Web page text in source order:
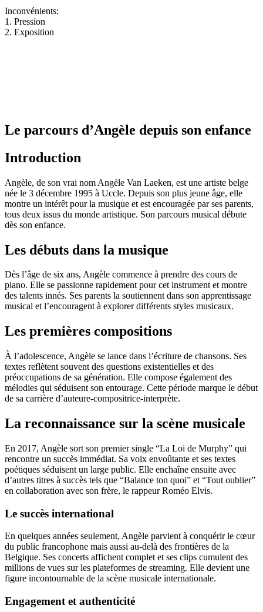
Inconvénients:
1. Pression
2. Exposition
Le parcours d’Angèle depuis son enfance
Introduction
Angèle, de son vrai nom Angèle Van Laeken, est une artiste belge
née le 3 décembre 1995 à Uccle. Depuis son plus jeune âge, elle
montre un intérêt pour la musique et est encouragée par ses parents,
tous deux issus du monde artistique. Son parcours musical débute
dès son enfance.
Les débuts dans la musique
Dès l’âge de six ans, Angèle commence à prendre des cours de
piano. Elle se passionne rapidement pour cet instrument et montre
des talents innés. Ses parents la soutiennent dans son apprentissage
musical et l’encouragent à explorer différents styles musicaux.
Les premières compositions
À l’adolescence, Angèle se lance dans l’écriture de chansons. Ses
textes reflètent souvent des questions existentielles et des
préoccupations de sa génération. Elle compose également des
mélodies qui séduisent son entourage. Cette période marque le début
de sa carrière d’auteure-compositrice-interprète.
La reconnaissance sur la scène musicale
En 2017, Angèle sort son premier single “La Loi de Murphy” qui
rencontre un succès immédiat. Sa voix envoûtante et ses textes
poétiques séduisent un large public. Elle enchaîne ensuite avec
d’autres titres à succès tels que “Balance ton quoi” et “Tout oublier”
en collaboration avec son frère, le rappeur Roméo Elvis.
Le succès international
En quelques années seulement, Angèle parvient à conquérir le cœur
du public francophone mais aussi au-delà des frontières de la
Belgique. Ses concerts affichent complet et ses clips cumulent des
millions de vues sur les plateformes de streaming. Elle devient une
figure incontournable de la scène musicale internationale.
Engagement et authenticité